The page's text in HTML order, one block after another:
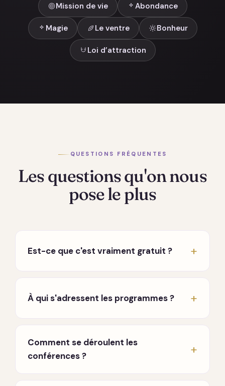
Mission de vie Abondance
Magie Le ventre Bonheur
Loi d’attraction
QUESTIONS FRÉQUENTES
Les questions qu'on nous
pose le plus
Est-ce que c'est vraiment gratuit ?
carte bancaire ni engagement. Seuls les
À qui s'adressent les programmes ?
traversiez une période difficile, que vous
cherchiez à mieux vous connaître, ou que vous
souhaitiez approfondir une pratique. Aucun
Comment se déroulent les
conférences ?